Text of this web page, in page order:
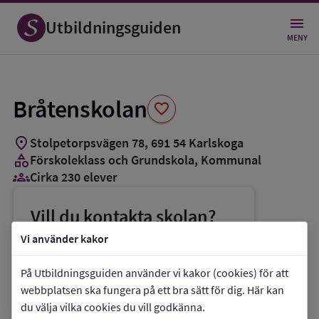
Vi använder kakor
På Utbildningsguiden använder vi kakor (cookies) för att
webbplatsen ska fungera på ett bra sätt för dig. Här kan
du välja vilka cookies du vill godkänna.
Utbildningsguiden MENY
Bråtenskolan favorite
Spara
som
favorit
location_on Stolpetorpsvägen 78, 69154 Karlskoga
categoryFörskoleklass och Grundskola, Kommunal
groups_3Cirka 230 elever
Vill du kontakta skolan?
phoneTelefon:0586-61328
E-post: bratenskolan@karlskoga.se
link Webbplats:Bråtenskolan